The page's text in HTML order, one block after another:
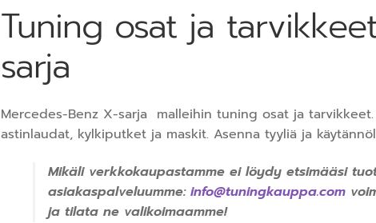
Tuning osat ja
sarja
Mercedes-Benz X-sarja malleihin tuning osat ja tarvikkeet.
astinlaudat, kylkiputket ja maskit. Asenna tyyliä ja
Mikäli verkkokaupastamme ei löydy etsimääsi
asiakaspalveluumme: info@tuningkauppa.com
ja tilata ne valikoimaamme!